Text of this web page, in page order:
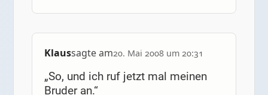
Klaussagte am20. Mai 2008 um 20:31
„So, und ich ruf jetzt mal meinen
Bruder an.“